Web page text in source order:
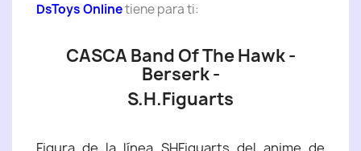
DsToys Onlinetiene para ti:
CASCA Band Of The Hawk -
Berserk -
S.H.Figuarts